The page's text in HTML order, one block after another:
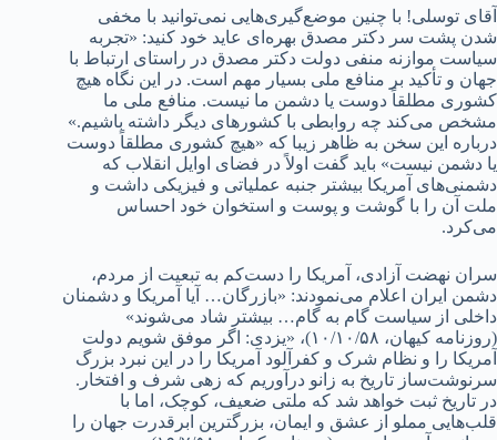
آقای توسلی! با چنین موضع‌گیری‌هایی نمی‌توانید با مخفی
شدن پشت سر دکتر مصدق بهره‌ای عاید خود کنید: «تجربه
سیاست موازنه منفی دولت دکتر مصدق در راستای ارتباط با
جهان و تأکید بر منافع ملی بسیار مهم است. در این نگاه هیچ
کشوری مطلقاً دوست یا دشمن ما نیست. منافع ملی ما
مشخص می‌کند چه روابطی با کشورهای دیگر داشته باشیم.»
درباره این سخن به ظاهر زیبا که «هیچ کشوری مطلقاً دوست
یا دشمن نیست» باید گفت اولاً در فضای اوایل انقلاب که
دشمنی‌های آمریکا بیشتر جنبه عملیاتی و فیزیکی داشت و
ملت آن را با گوشت و پوست و استخوان خود احساس
می‌کرد.
سران نهضت آزادی، آمریکا را دست‌کم به تبعیت از مردم،
دشمن ایران اعلام می‌نمودند: «بازرگان… آیا آمریکا و دشمنان
داخلی از سیاست گام به گام… بیشتر شاد می‌شوند»
(روزنامه کیهان، ۱۰/۱۰/۵۸)، «یزدی: اگر موفق شویم دولت
آمریکا را و نظام شرک و کفرآلود آمریکا را در این نبرد بزرگ
سرنوشت‌ساز تاریخ به زانو درآوریم که زهی شرف و افتخار.
در تاریخ ثبت خواهد شد که ملتی ضعیف، کوچک، اما با
قلب‌هایی مملو از عشق و ایمان، بزرگترین ابرقدرت جهان را